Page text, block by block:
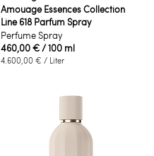
Amouage Essences Collection
Line 618 Parfum Spray
Perfume Spray
460,00 €/ 100 ml
4.600,00 € / Liter